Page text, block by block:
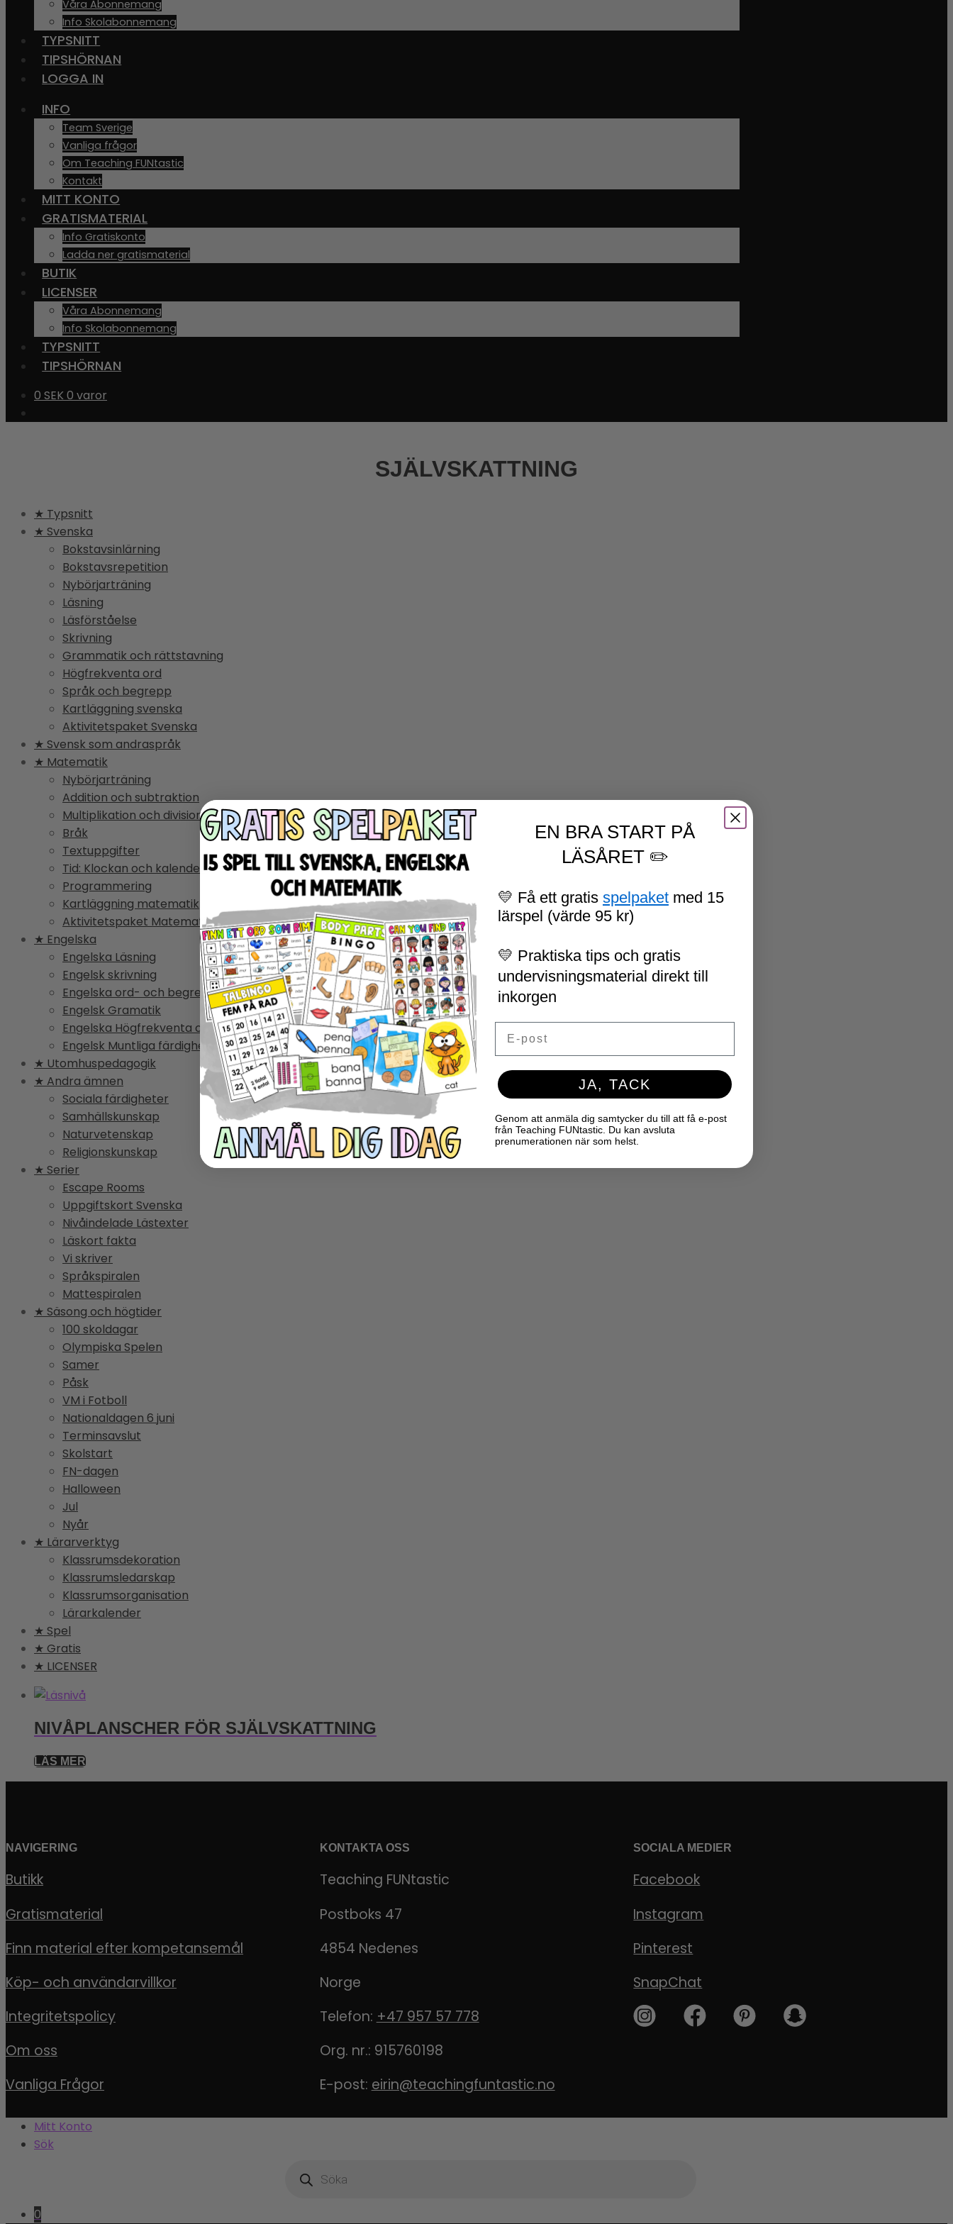
Våra Abonnemang
Info Skolabonnemang
TYPSNITT
TIPSHÖRNAN
LOGGA IN
INFO
Team Sverige
Vanliga frågor
Om Teaching FUNtastic
Kontakt
MITT KONTO
GRATISMATERIAL
Info Gratiskonto
Ladda ner gratismaterial
BUTIK
LICENSER
Våra Abonnemang
Info Skolabonnemang
TYPSNITT
TIPSHÖRNAN
0 SEK0 varor
SJÄLVSKATTNING
★ Typsnitt
★ Svenska
Bokstavsinlärning
Bokstavsrepetition
Nybörjarträning
Läsning
Läsförståelse
Skrivning
Grammatik och rättstavning
Högfrekventa ord
Språk och begrepp
Kartläggning svenska
Aktivitetspaket Svenska
★ Svensk som andraspråk
★ Matematik
Nybörjarträning
Addition och subtraktion
Multiplikation och division
Bråk
Textuppgifter
Tid: Klockan och kalender
Programmering
Kartläggning matematik
Aktivitetspaket Matematik
★ Engelska
Engelska Läsning
Engelsk skrivning
Engelska ord- och begrepp
Engelsk Gramatik
Engelska Högfrekventa ord
Engelsk Muntliga färdighet
★ Utomhuspedagogik
★ Andra ämnen
Sociala färdigheter
Samhällskunskap
Naturvetenskap
Religionskunskap
★ Serier
Escape Rooms
Uppgiftskort Svenska
Nivåindelade Lästexter
Läskort fakta
Vi skriver
Språkspiralen
Mattespiralen
★ Säsong och högtider
100 skoldagar
Olympiska Spelen
Samer
Påsk
VM i Fotboll
Nationaldagen 6 juni
Terminsavslut
Skolstart
FN-dagen
Halloween
Jul
Nyår
★ Lärarverktyg
Klassrumsdekoration
Klassrumsledarskap
Klassrumsorganisation
Lärarkalender
★ Spel
★ Gratis
★ LICENSER
NIVÅPLANSCHER FÖR SJÄLVSKATTNING
LÄS MER
NAVIGERING
Butikk
Gratismaterial
Finn material efter kompetansemål
Köp- och användarvillkor
Integritetspolicy
Om oss
Vanliga Frågor
KONTAKTA OSS
Teaching FUNtastic
Postboks 47
4854 Nedenes
Norge
Telefon: +47 957 57 778
Org. nr.: 915760198
E-post:eirin@teachingfuntastic.no
SOCIALA MEDIER
Facebook
Instagram
Pinterest
SnapChat
Mitt Konto
Sök
0
EN BRA START PÅ
LÄSÅRET ✏️
💛 Få ett gratis spelpaket med 15
lärspel (värde 95 kr)
💛 Praktiska tips och gratis
undervisningsmaterial direkt till
inkorgen
JA, TACK
Genom att anmäla dig samtycker du till att få e-post
från Teaching FUNtastic. Du kan avsluta
prenumerationen när som helst.